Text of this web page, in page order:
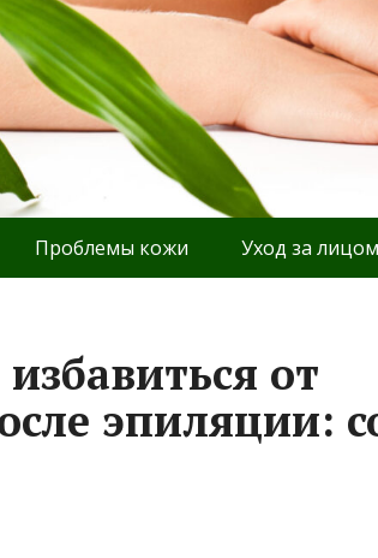
Проблемы кожи Уход за лицом
от
эпиляции: